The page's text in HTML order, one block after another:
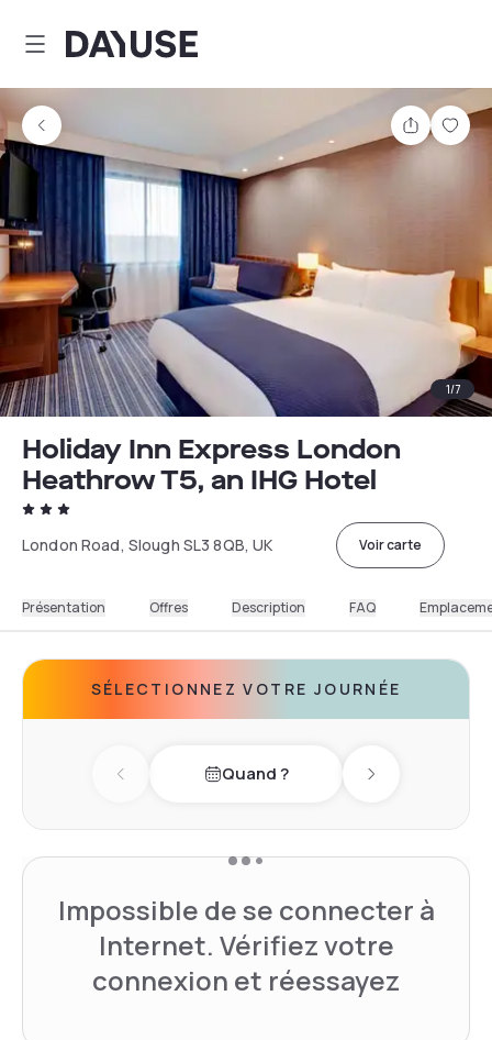
Dayuse
Partager
1/7
Holiday Inn Express London
Heathrow T5, an IHG Hotel
London Road, Slough SL3 8QB, UK Voir carte
Présentation Offres Description FAQ
SÉLECTIONNEZ VOTRE JOURNÉE
Previous dayQuand ? Next day
Impossible de se connecter à
Internet. Vérifiez votre
connexion et réessayez